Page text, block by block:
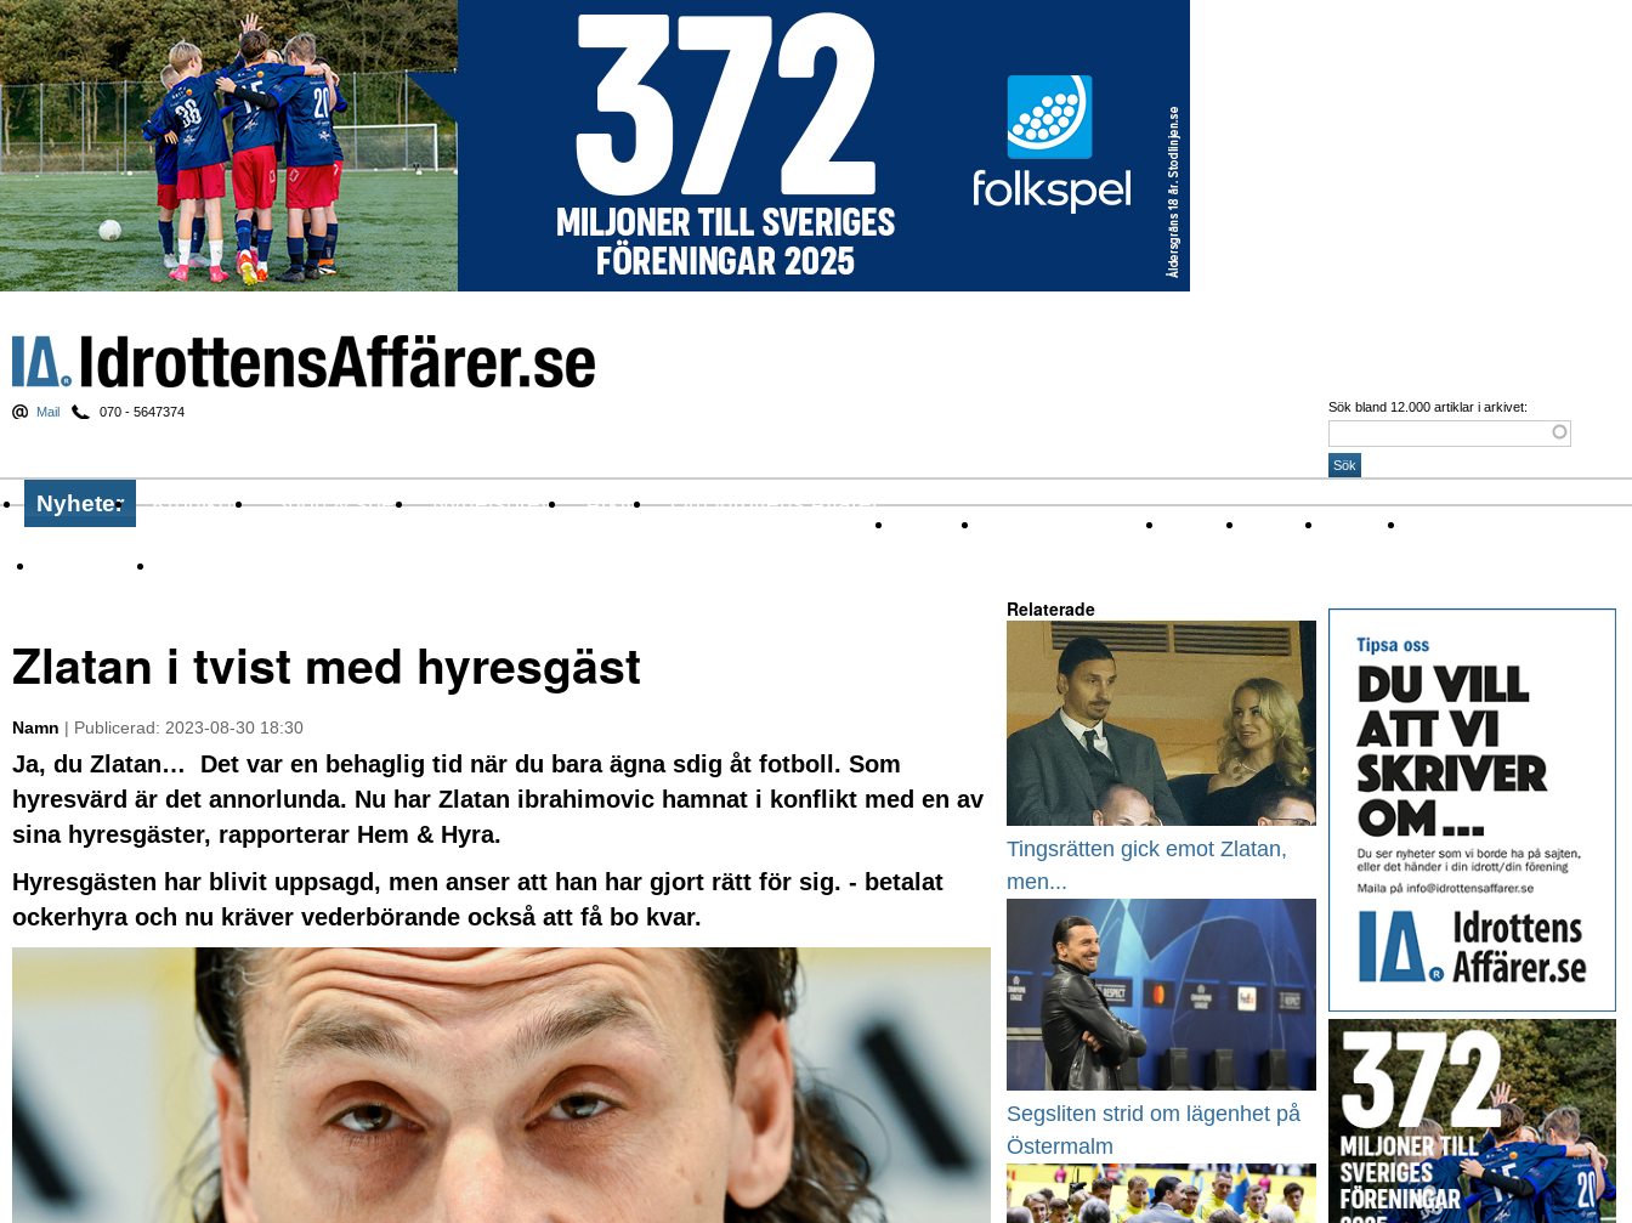
Mail 070 - 5647374 Sök bland 12.000 artiklar i arkivet:
Nyheter Krönikor Sport & spel Nyhetsbrev Arkiv Om Idrottens Affärer
Zlatan i tvist med hyresgäst
Namn | Publicerad: 2023-08-30 18:30
Ja, du Zlatan… Det var en behaglig tid när du bara ägna sdig åt fotboll. Som
hyresvärd är det annorlunda. Nu har Zlatan ibrahimovic hamnat i konflikt med en av
sina hyresgäster, rapporterar Hem & Hyra.
Hyresgästen har blivit uppsagd, men anser att han har gjort rätt för sig. - betalat
ockerhyra och nu kräver vederbörande också att få bo kvar.
Relaterade
Tingsrätten gick emot Zlatan,
men...
Segsliten strid om lägenhet på
Östermalm